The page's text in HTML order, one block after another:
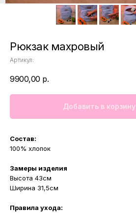
Рюкзак махровый
Артикул:
9900,00 р.
Добавить в корзину
Состав:
100% хлопок
Замеры изделия
Высота 43см
Ширина 31,5см
Правила ухода: